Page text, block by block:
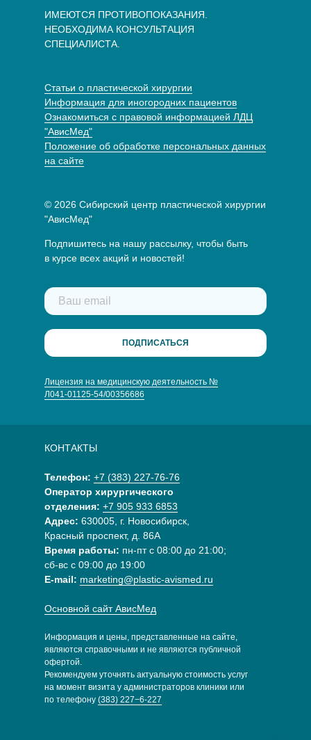
ИМЕЮТСЯ ПРОТИВОПОКАЗАНИЯ.
НЕОБХОДИМА КОНСУЛЬТАЦИЯ
СПЕЦИАЛИСТА.
Статьи о пластической хирургии
Информация для иногородних пациентов
Ознакомиться с правовой информацией ЛДЦ
"АвисМед"
Положение об обработке персональных данных
на сайте
© 2026 Сибирский центр пластической хирургии
"АвисМед"
КОНТАКТЫ
Телефон: +7 (383) 227-76-76
Оператор хирургического
отделения: +7 905 933 6853
Адрес: 630005, г. Новосибирск,
Красный проспект, д. 86А
Время работы: пн-пт с 08:00 до 21:00;
сб-вс с 09:00 до 19:00
E-mail: marketing@plastic-avismed.ru
Основной сайт АвисМед
Информация и цены, представленные на сайте,
являются справочными и не являются публичной
офертой.
Рекомендуем уточнять актуальную стоимость услуг
на момент визита у администраторов клиники или
по телефону (383) 227−6-227
Подпишитесь на нашу рассылку, чтобы быть
в курсе всех акций и новостей!
ПОДПИСАТЬСЯ
Лицензия на медицинскую деятельность №
Л041-01125-54/00356686